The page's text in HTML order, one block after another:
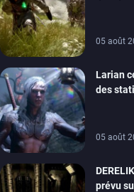
05 août
Larian
des
05 août
prévu